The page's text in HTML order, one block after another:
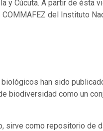
y Cúcuta. A partir de
del Instituto
han sido
biodiversidad como un
sirve como repositorio de